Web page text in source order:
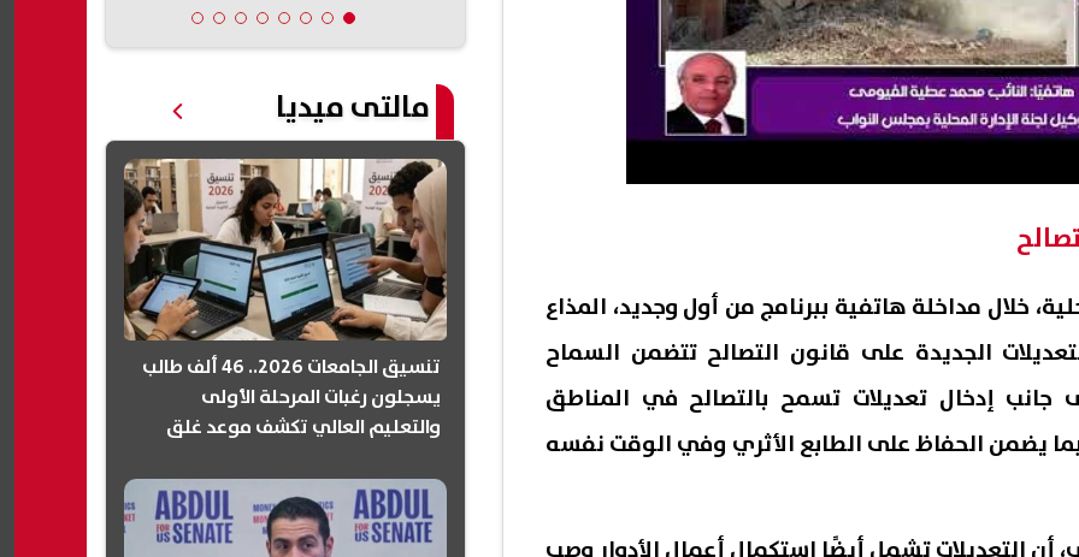
خلال مداخلة هاتفية ببرنامج من أول وجديد، المذاع
الجديدة على قانون التصالح تتضمن السماح
جانب إدخال تعديلات تسمح بالتصالح في المناطق
يضمن الحفاظ على الطابع الأثري وفي الوقت نفسه
مالتى ميديا
تنسيق الجامعات 2026.. 46 ألف طالب
يسجلون رغبات المرحلة الأولى
والتعليم العالي تكشف موعد غلق